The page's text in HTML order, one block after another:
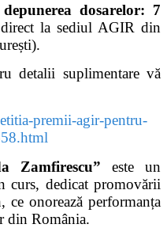
dosarelor: 7
la sediul AGIR din
detalii suplimentare vă
premii-agir-pentru-
Zamfirescu” este un
curs, dedicat promovării
onorează performanța
din România.